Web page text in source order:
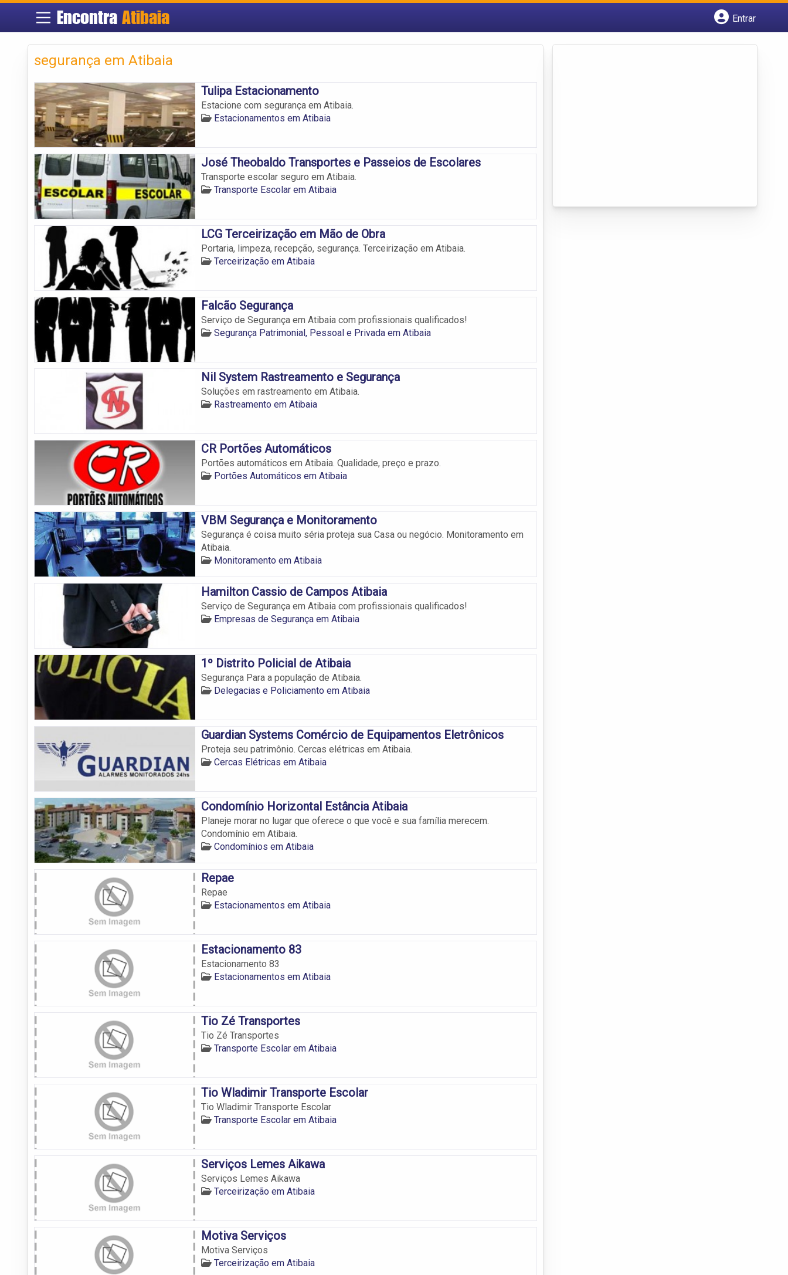
EncontraAtibaia
Entrar
segurança em Atibaia
Tulipa Estacionamento
Estacione com segurança em Atibaia.
Estacionamentos em Atibaia
José Theobaldo Transportes e Passeios de Escolares
Transporte escolar seguro em Atibaia.
Transporte Escolar em Atibaia
LCG Terceirização em Mão de Obra
Portaria, limpeza, recepção, segurança. Terceirização em Atibaia.
Terceirização em Atibaia
Falcão Segurança
Serviço de Segurança em Atibaia com profissionais qualificados!
Segurança Patrimonial, Pessoal e Privada em Atibaia
Nil System Rastreamento e Segurança
Soluções em rastreamento em Atibaia.
Rastreamento em Atibaia
CR Portões Automáticos
Portões automáticos em Atibaia. Qualidade, preço e prazo.
Portões Automáticos em Atibaia
VBM Segurança e Monitoramento
Segurança é coisa muito séria proteja sua Casa ou negócio. Monitoramento em
Atibaia.
Monitoramento em Atibaia
Hamilton Cassio de Campos Atibaia
Serviço de Segurança em Atibaia com profissionais qualificados!
Empresas de Segurança em Atibaia
1º Distrito Policial de Atibaia
Segurança Para a população de Atibaia.
Delegacias e Policiamento em Atibaia
Guardian Systems Comércio de Equipamentos Eletrônicos
Proteja seu patrimônio. Cercas elétricas em Atibaia.
Cercas Elétricas em Atibaia
Condomínio Horizontal Estância Atibaia
Planeje morar no lugar que oferece o que você e sua família merecem.
Condomínio em Atibaia.
Condomínios em Atibaia
Repae
Repae
Estacionamentos em Atibaia
Estacionamento 83
Estacionamento 83
Estacionamentos em Atibaia
Tio Zé Transportes
Tio Zé Transportes
Transporte Escolar em Atibaia
Tio Wladimir Transporte Escolar
Tio Wladimir Transporte Escolar
Transporte Escolar em Atibaia
Serviços Lemes Aikawa
Serviços Lemes Aikawa
Terceirização em Atibaia
Motiva Serviços
Motiva Serviços
Terceirização em Atibaia